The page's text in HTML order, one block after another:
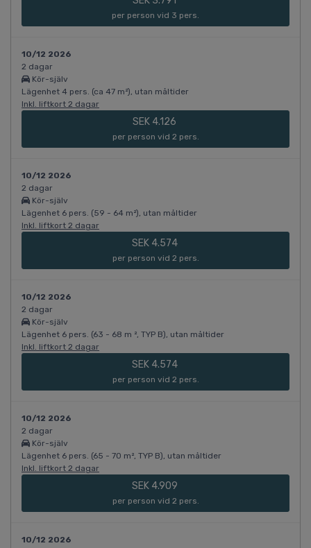
per person vid 3 pers.
10/12 2026
2 dagar
Kör-själv
Lägenhet 4 pers. (ca 47 m²), utan måltider
Inkl. liftkort 2 dagar
SEK 4.126
per person vid 2 pers.
10/12 2026
2 dagar
Kör-själv
Lägenhet 6 pers. (59 - 64 m²), utan måltider
Inkl. liftkort 2 dagar
SEK 4.574
per person vid 2 pers.
10/12 2026
2 dagar
Kör-själv
Lägenhet 6 pers. (63 - 68 m ², TYP B), utan måltider
Inkl. liftkort 2 dagar
SEK 4.574
per person vid 2 pers.
10/12 2026
2 dagar
Kör-själv
Lägenhet 6 pers. (65 - 70 m², TYP B), utan måltider
Inkl. liftkort 2 dagar
SEK 4.909
per person vid 2 pers.
10/12 2026